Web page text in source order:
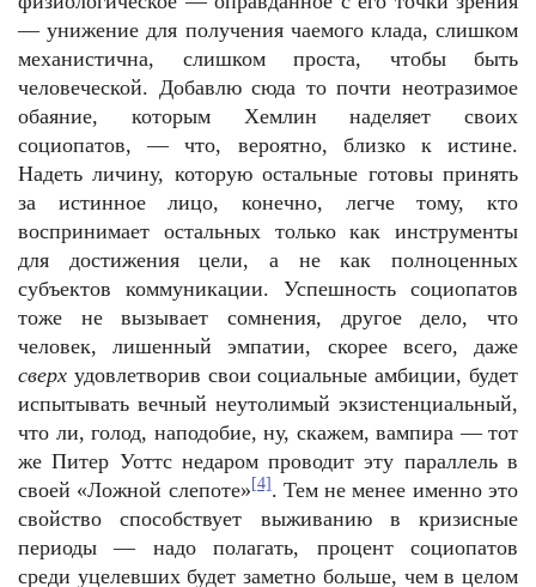
— унижение для получения чаемого клада, слишком
механистична, слишком проста, чтобы быть
человеческой. Добавлю сюда то почти неотразимое
обаяние, которым Хемлин наделяет своих
социопатов, — что, вероятно, близко к истине.
Надеть личину, которую остальные готовы принять
за истинное лицо, конечно, легче тому, кто
воспринимает остальных только как инструменты
для достижения цели, а не как полноценных
субъектов коммуникации. Успешность социопатов
тоже не вызывает сомнения, другое дело, что
человек, лишенный эмпатии, скорее всего, даже
сверх удовлетворив свои социальные амбиции, будет
испытывать вечный неутолимый экзистенциальный,
что ли, голод, наподобие, ну, скажем, вампира — тот
же Питер Уоттс недаром проводит эту параллель в
своей «Ложной слепоте» [4]. Тем не менее именно это
свойство способствует выживанию в кризисные
периоды — надо полагать, процент социопатов
среди уцелевших будет заметно больше, чем в целом